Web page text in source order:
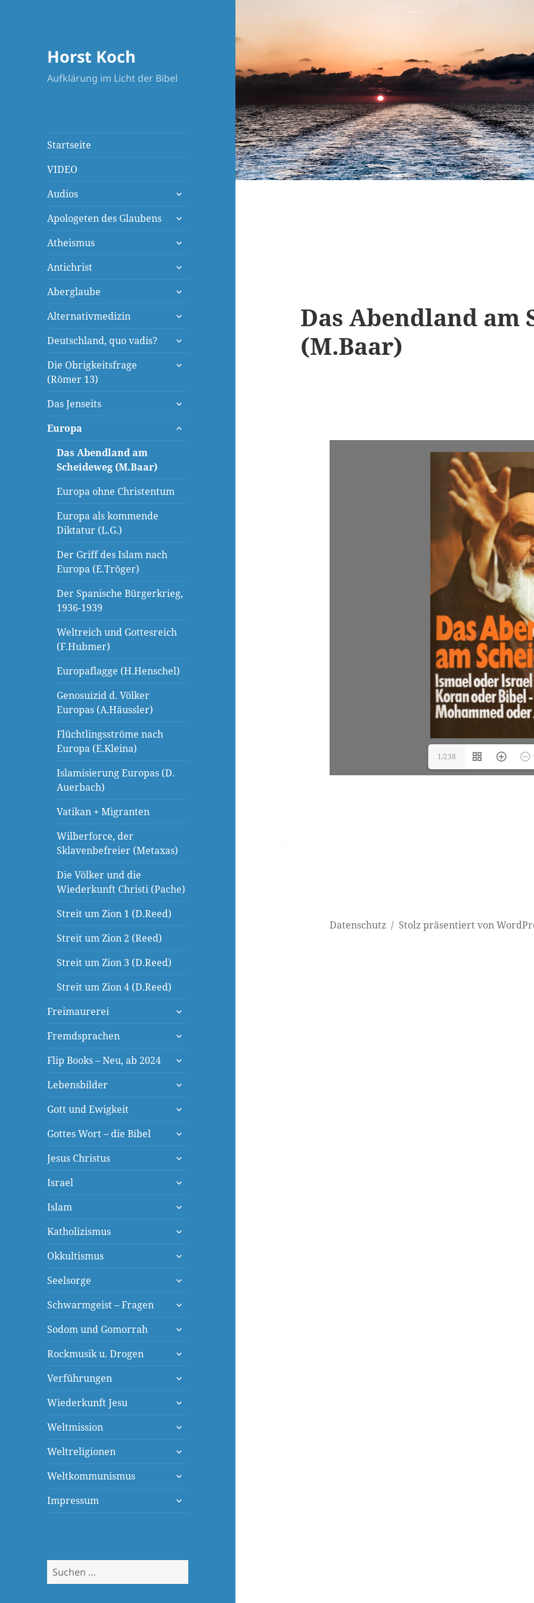
Horst Koch
Aufklärung im Licht der Bibel
Startseite
VIDEO
Audios
untermenü
Apologeten des Glaubens
untermenü
Atheismus
untermenü
Antichrist
untermenü
Aberglaube
untermenü
Alternativmedizin
untermenü
Deutschland, quo vadis?
untermenü
Die Obrigkeitsfrage
(Römer 13)
untermenü
Das Jenseits
untermenü
Europa
untermenü
Das Abendland am
Scheideweg (M.Baar)
Europa ohne Christentum
Europa als kommende
Diktatur (L.G.)
Der Griff des Islam nach
Europa (E.Tröger)
Der Spanische Bürgerkrieg,
1936-1939
Weltreich und Gottesreich
(F.Hubmer)
Europaflagge (H.Henschel)
Genosuizid d. Völker
Europas (A.Häussler)
Flüchtlingsströme nach
Europa (E.Kleina)
Islamisierung Europas (D.
Auerbach)
Vatikan + Migranten
Wilberforce, der
Sklavenbefreier (Metaxas)
Die Völker und die
Wiederkunft Christi (Pache)
Streit um Zion 1 (D.Reed)
Streit um Zion 2 (Reed)
Streit um Zion 3 (D.Reed)
Streit um Zion 4 (D.Reed)
Freimaurerei
untermenü
Fremdsprachen
untermenü
Flip Books – Neu, ab 2024
untermenü
Lebensbilder
untermenü
Gott und Ewigkeit
untermenü
Gottes Wort – die Bibel
untermenü
Jesus Christus
untermenü
Israel
untermenü
Islam
untermenü
Katholizismus
untermenü
Okkultismus
untermenü
Seelsorge
untermenü
Schwarmgeist – Fragen
untermenü
Sodom und Gomorrah
untermenü
Rockmusik u. Drogen
untermenü
Verführungen
untermenü
Wiederkunft Jesu
untermenü
Weltmission
untermenü
Weltreligionen
untermenü
Weltkommunismus
untermenü
Impressum
untermenü
Suchen
nach:
Das Abendland am
(M.Baar)
1/238
Datenschutz Stolz präsentiert von